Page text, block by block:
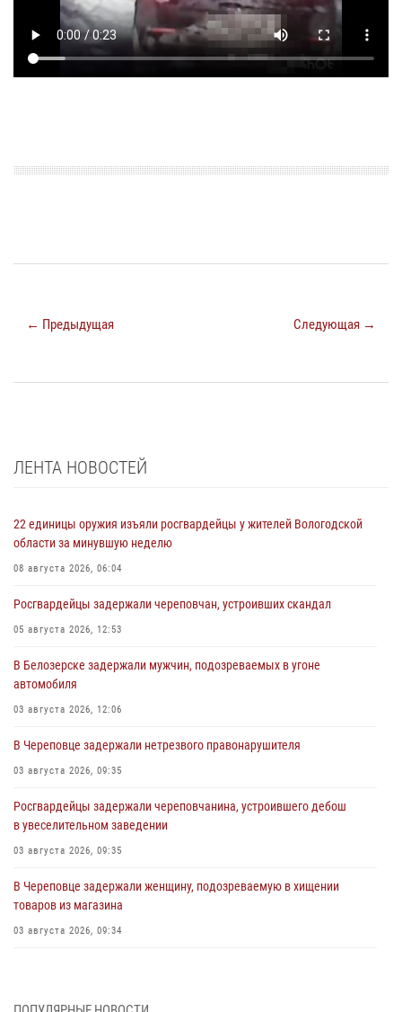
← Предыдущая Следующая →
ЛЕНТА НОВОСТЕЙ
22 единицы оружия изъяли росгвардейцы у жителей Вологодской
области за минувшую неделю
08 августа 2026, 06:04
Росгвардейцы задержали череповчан, устроивших скандал
05 августа 2026, 12:53
В Белозерске задержали мужчин, подозреваемых в угоне
автомобиля
03 августа 2026, 12:06
В Череповце задержали нетрезвого правонарушителя
03 августа 2026, 09:35
Росгвардейцы задержали череповчанина, устроившего дебош
в увеселительном заведении
03 августа 2026, 09:35
В Череповце задержали женщину, подозреваемую в хищении
товаров из магазина
03 августа 2026, 09:34
самбо